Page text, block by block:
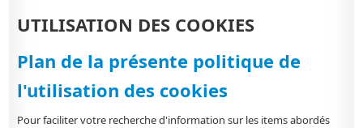
UTILISATION DES COOKIES
Plan de la présente politique de
l'utilisation des cookies
Pourfacilitervotre recherche d'information sur les itemsabordés